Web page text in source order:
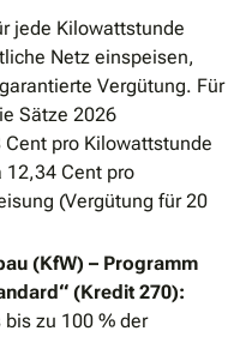
jede Kilowattstunde
Netz einspeisen,
Vergütung. Für
Sätze 2026
pro Kilowattstunde
12,34 Cent pro
(Vergütung für 20
(KfW) – Programm
(Kredit 270):
zu 100 % der